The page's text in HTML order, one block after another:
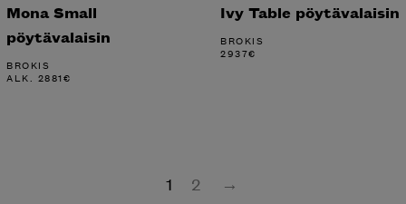
Mona Small
pöytävalaisin
BROKIS
ALK. 2881€
Ivy Table pöytävalaisin
BROKIS
2937€
1 2 →